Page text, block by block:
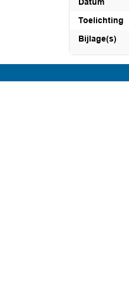
Toelichting
Bijlage(s)